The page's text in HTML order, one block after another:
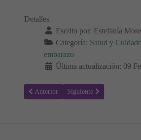
Detalles
Escrito por: Estefanía
Categoría: Salud y
embarazo
Última actualización: 09
Artículo anterior: Lo que necesitas
Anterior Artículo siguiente:
Siguiente